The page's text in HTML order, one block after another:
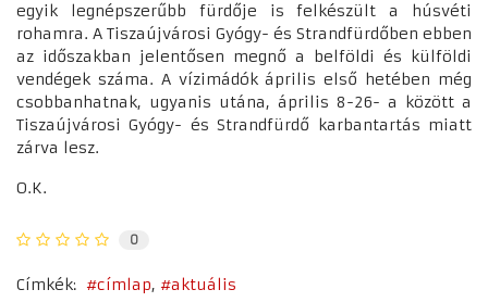
egyik legnépszerűbb fürdője is felkészült a húsvéti
rohamra. A Tiszaújvárosi Gyógy- és Strandfürdőben ebben
az időszakban jelentősen megnő a belföldi és külföldi
vendégek száma. A vízimádók április első hetében még
csobbanhatnak, ugyanis utána, április 8-26- a között a
Tiszaújvárosi Gyógy- és Strandfürdő karbantartás miatt
zárva lesz.
O.K.
0
Címkék: címlap aktuális